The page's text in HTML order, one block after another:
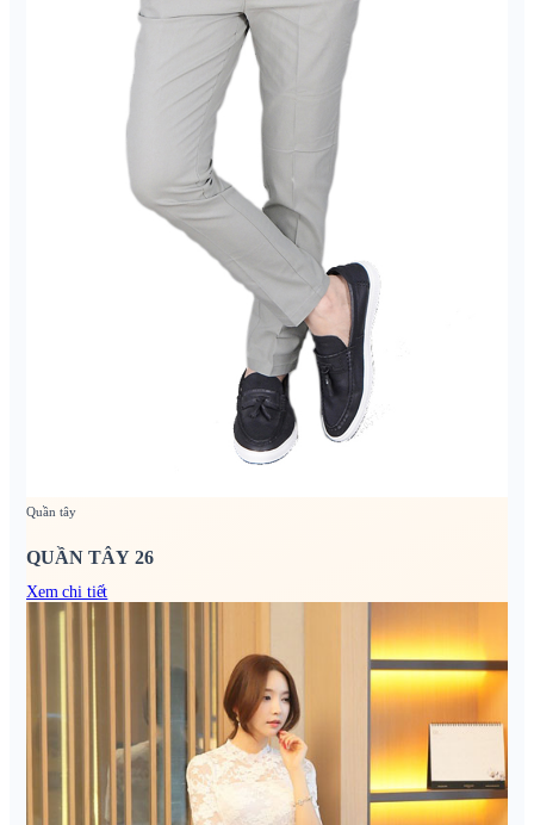
Quần tây
QUẦN TÂY 26
Xem chi tiết